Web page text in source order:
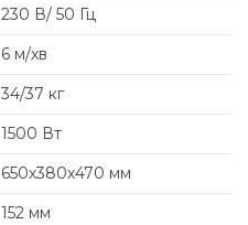
230 В/ 50 Гц
6 м/хв
34/37 кг
1500 Вт
650х380х470 мм
152 мм